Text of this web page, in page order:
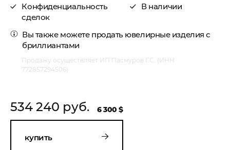
Конфиденциальность
сделок
В наличии
Вы также можете продать ювелирные изделия с
бриллиантами
Продажу осуществляет ИП Пасмуров Г.С. (ИНН
772857294506)
534 240 руб. 6 300 $
купить